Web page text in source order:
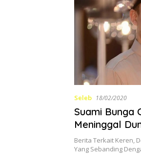
Seleb 18/02/2020
Suami Bunga
Meninggal
Berita Terkait Keren,
Yang Sebanding